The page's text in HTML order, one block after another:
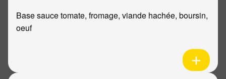
Base sauce tomate, fromage, viande hachée, boursin,
oeuf